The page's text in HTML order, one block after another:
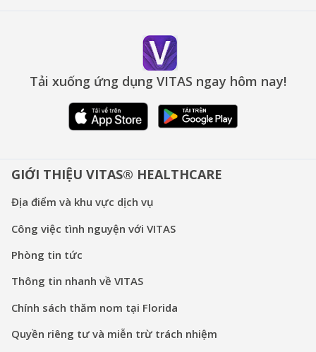
Tải xuống ứng dụng VITAS ngay hôm nay!
GIỚI THIỆU VITAS® HEALTHCARE
Địa điểm và khu vực dịch vụ
Công việc tình nguyện với VITAS
Phòng tin tức
Thông tin nhanh về VITAS
Chính sách thăm nom tại Florida
Quyền riêng tư và miễn trừ trách nhiệm